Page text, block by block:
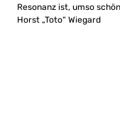
Resonanz ist, umso
Horst „Toto“ Wiegard